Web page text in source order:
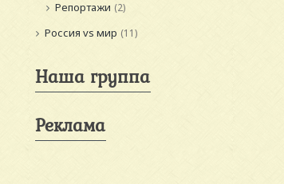
Репортажи (2)
Россия vs мир (11)
Наша группа
Реклама